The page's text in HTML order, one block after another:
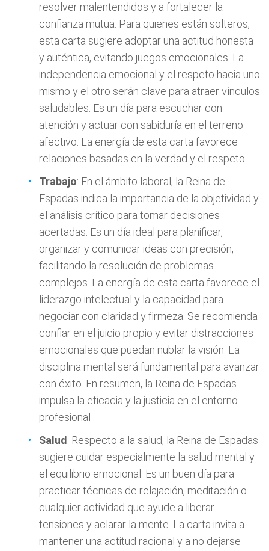
resolver malentendidos y a fortalecer la
confianza mutua. Para quienes están solteros,
esta carta sugiere adoptar una actitud honesta
y auténtica, evitando juegos emocionales. La
independencia emocional y el respeto hacia uno
mismo y el otro serán clave para atraer vínculos
saludables. Es un día para escuchar con
atención y actuar con sabiduría en el terreno
afectivo. La energía de esta carta favorece
relaciones basadas en la verdad y el respeto
Trabajo: En el ámbito laboral, la Reina de
Espadas indica la importancia de la objetividad y
el análisis crítico para tomar decisiones
acertadas. Es un día ideal para planificar,
organizar y comunicar ideas con precisión,
facilitando la resolución de problemas
complejos. La energía de esta carta favorece el
liderazgo intelectual y la capacidad para
negociar con claridad y firmeza. Se recomienda
confiar en el juicio propio y evitar distracciones
emocionales que puedan nublar la visión. La
disciplina mental será fundamental para avanzar
con éxito. En resumen, la Reina de Espadas
impulsa la eficacia y la justicia en el entorno
profesional
Salud : Respecto a la salud, la Reina de Espadas
sugiere cuidar especialmente la salud mental y
el equilibrio emocional. Es un buen día para
practicar técnicas de relajación, meditación o
cualquier actividad que ayude a liberar
tensiones y aclarar la mente. La carta invita a
mantener una actitud racional y a no dejarse